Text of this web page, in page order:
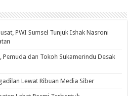
PWI Sumsel Tunjuk Ishak Nasroni
Pemuda dan Tokoh Sukamerindu Desak
Lewat Ribuan Media Siber